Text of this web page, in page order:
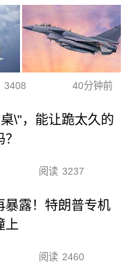
3408 40分钟前
\"，能让跪太久的
阅读 3237
暴露！特朗普专机
上
阅读 2460